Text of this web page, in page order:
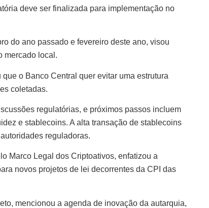
deve ser finalizada para implementação no
do ano passado e fevereiro deste ano, visou
mercado local.
o Banco Central quer evitar uma estrutura
coletadas.
regulatórias, e próximos passos incluem
e stablecoins. A alta transação de stablecoins
reguladoras.
Marco Legal dos Criptoativos, enfatizou a
novos projetos de lei decorrentes da CPI das
mencionou a agenda de inovação da autarquia,